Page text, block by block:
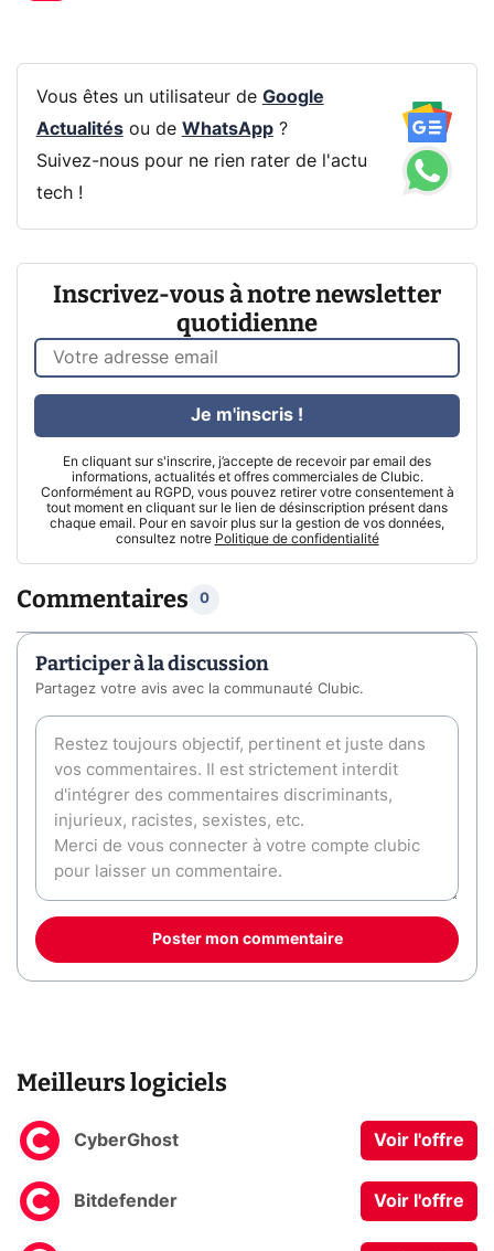
Vous êtes un utilisateur de Google
Actualitésou de WhatsApp?
Suivez-nous pour ne rien rater de l'actu
tech !
Inscrivez-vous à notre newsletter
quotidienne
En cliquant sur s'inscrire, j’accepte de recevoir par email des
informations, actualités et offres commerciales de Clubic.
Conformément au RGPD, vous pouvez retirer votre consentement à
tout moment en cliquant sur le lien de désinscription présent dans
chaque email. Pour en savoir plus sur la gestion de vos données,
consultez notre Politique de confidentialité
Je m'inscris !
Commentaires 0
Participer à la discussion
Partagez votre avis avec la communauté Clubic.
Poster mon commentaire
Meilleurs logiciels
CyberGhost Voir l'offre
Bitdefender Voir l'offre